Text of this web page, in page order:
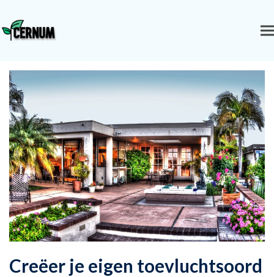
Creëer je eigen toevluchtsoord